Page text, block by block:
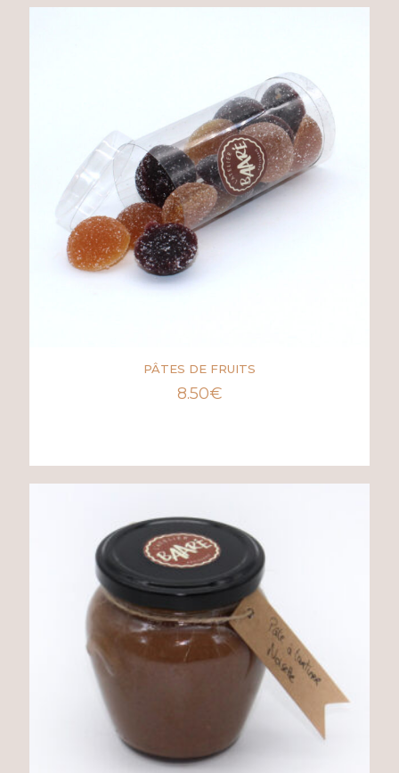
PÂTES DE FRUITS
8.50€